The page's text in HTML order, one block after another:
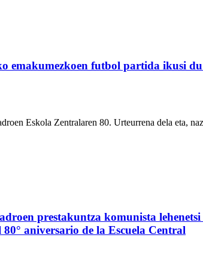
emakumezkoen futbol partida ikusi
Eskola Zentralaren 80. Urteurrena dela eta,
prestakuntza komunista
aniversario de la Escuela Central